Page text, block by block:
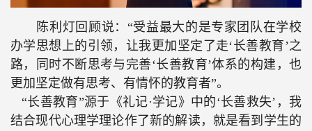
陈利灯回顾说：“受益最大的是专家团队在学校
办学思想上的引领，让我更加坚定了走‘长善教育’之
路，同时不断思考与完善‘长善教育’体系的构建，也
更加坚定做有思考、有情怀的教育者”。
“长善教育”源于《礼记·学记》中的‘长善救失’，我
结合现代心理学理论作了新的解读，就是看到学生的